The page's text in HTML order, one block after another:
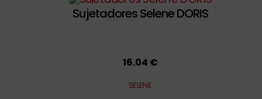
Sujetadores Selene DORIS
16.04 €
SELENE